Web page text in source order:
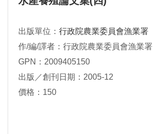
出版單位： 行政院農業委員會漁業署
作/編/譯者：行政院農業委員會漁業署
GPN：2009405150
出版／創刊日期：2005-12
價格：150